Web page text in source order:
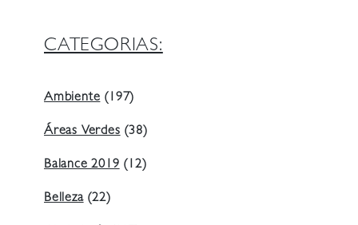
CATEGORIAS:
Ambiente(197)
Áreas Verdes(38)
Balance 2019(12)
Belleza(22)